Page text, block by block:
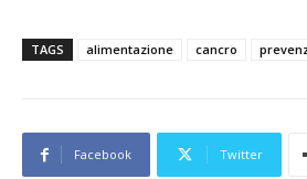
TAGS alimentazione cancro
Facebook Twitter